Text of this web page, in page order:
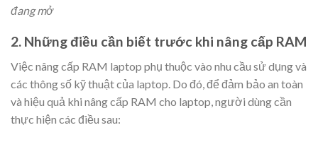
đang mở
2. Những điều cần biết trước khi nâng cấp RAM
Việc nâng cấp RAM laptop phụ thuộc vào nhu cầu sử dụng và
các thông số kỹ thuật của laptop. Do đó, để đảm bảo an toàn
và hiệu quả khi nâng cấp RAM cho laptop, người dùng cần
thực hiện các điều sau: